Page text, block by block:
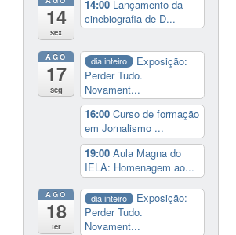
14
sex
14:00 Lançamento da
cinebiografia de D...
AGO
17
seg
dia inteiro
Exposição:
Perder Tudo.
Novament...
16:00Curso de formação
em Jornalismo ...
19:00Aula Magna do
IELA: Homenagem ao...
AGO
18
ter
dia inteiro
Exposição:
Perder Tudo.
Novament...